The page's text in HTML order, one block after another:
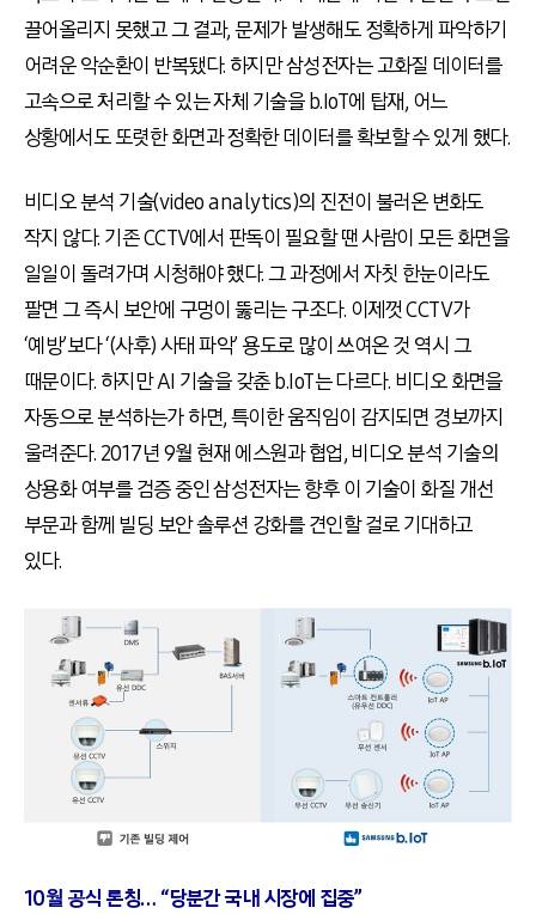
끌어올리지 못했고 그 결과, 문제가 발생해도 정확하게 파악하기
어려운 악순환이 반복됐다. 하지만 삼성전자는 고화질 데이터를
고속으로 처리할 수 있는 자체 기술을 b.IoT에 탑재, 어느
상황에서도 또렷한 화면과 정확한 데이터를 확보할 수 있게 했다.
비디오 분석 기술(video analytics)의 진전이 불러온 변화도
작지 않다. 기존 CCTV에서 판독이 필요할 땐 사람이 모든 화면을
일일이 돌려가며 시청해야 했다. 그 과정에서 자칫 한눈이라도
팔면 그 즉시 보안에 구멍이 뚫리는 구조다. 이제껏 CCTV가
‘예방’보다 ‘(사후) 사태 파악’ 용도로 많이 쓰여온 것 역시 그
때문이다. 하지만 AI 기술을 갖춘 b.IoT는 다르다. 비디오 화면을
자동으로 분석하는가 하면, 특이한 움직임이 감지되면 경보까지
울려준다. 2017년 9월 현재 에스원과 협업, 비디오 분석 기술의
상용화 여부를 검증 중인 삼성전자는 향후 이 기술이 화질 개선
부문과 함께 빌딩 보안 솔루션 강화를 견인할 걸로 기대하고
있다.
10월 공식 론칭… “당분간 국내 시장에 집중”